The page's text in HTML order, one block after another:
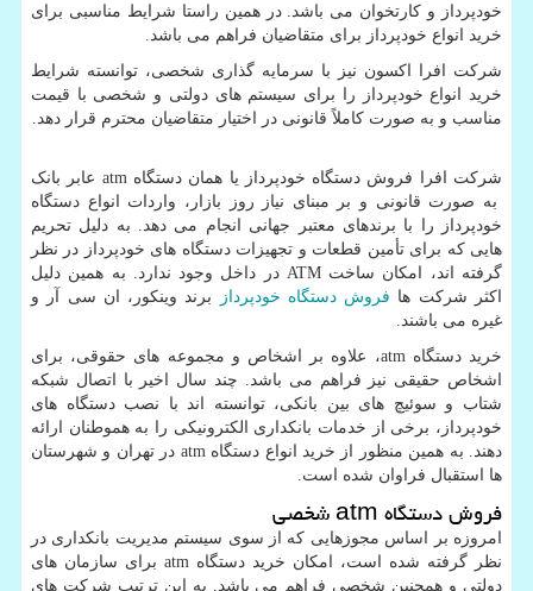
خودپرداز و کارتخوان می باشد. در همین راستا شرایط مناسبی برای
خرید انواع خودپرداز برای متقاضیان فراهم می باشد.
شرکت افرا اکسون نیز با سرمایه گذاری شخصی، توانسته شرایط
خرید انواع خودپرداز را برای سیستم های دولتی و شخصی با قیمت
مناسب و به صورت کاملاً قانونی در اختیار متقاضیان محترم قرار دهد.
شرکت افرا فروش دستگاه خودپرداز یا همان دستگاهatm عابر بانک
به صورت قانونی و بر مبنای نیاز روز بازار، واردات انواع دستگاه
خودپرداز را با برندهای معتبر جهانی انجام می دهد. به دلیل تحریم
هایی که برای تأمین قطعات و تجهیزات دستگاه های خودپرداز در نظر
گرفته اند، امکان ساختATM در داخل وجود ندارد. به همین دلیل
اکثر شرکت ها فروش دستگاه خودپرداز
برند وینکور، ان سی آر و
غیره می باشند.
خرید دستگاهatm، علاوه بر اشخاص و مجموعه های حقوقی، برای
اشخاص حقیقی نیز فراهم می باشد. چند سال اخیر با اتصال شبکه
شتاب و سوئیچ های بین بانکی، توانسته اند با نصب دستگاه های
خودپرداز، برخی از خدمات بانکداری الکترونیکی را به هموطنان ارائه
دهند. به همین منظور از خرید انواع دستگاهatm در تهران و شهرستان
ها استقبال فراوان شده است.
فروش دستگاهatmشخصی
امروزه بر اساس مجوزهایی که از سوی سیستم مدیریت بانکداری در
نظر گرفته شده است، امکان خرید دستگاه atm برای سازمان های
دولتی و همچنین شخصی فراهم می باشد. به این ترتیب شرکت های